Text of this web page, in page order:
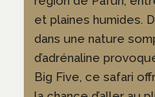
et plaines humides.
dans une nature
d’adrénaline
Big Five, ce safari